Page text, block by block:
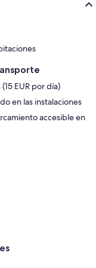
EUR por día)
en las instalaciones
accesible en